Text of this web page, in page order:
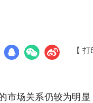
【
市场关系仍较为明显